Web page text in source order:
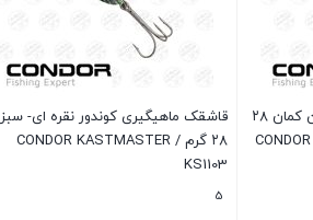
قاشقک ماهیگیری کوندور رنگین کمان ۲۸
قاشقک ماهیگیری کوندور نقره ای- سبز
۲۸ گرم / CONDOR KASTMASTER
KS1103
5